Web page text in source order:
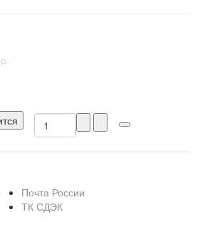
Почта России
ТК СДЭК